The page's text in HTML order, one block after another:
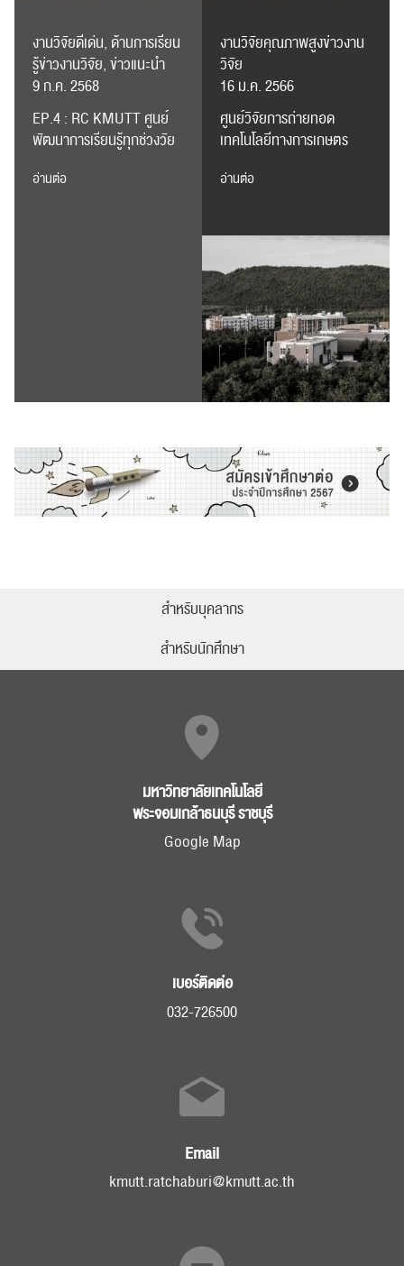
งานวิจัยดีเด่น, ด้านการเรียน
รู้ข่าวงานวิจัย, ข่าวแนะนำ
9 ก.ค. 2568
EP.4 : RC KMUTT ศูนย์
พัฒนาการเรียนรู้ทุกช่วงวัย
อ่านต่อ
งานวิจัยคุณภาพสูงข่าวงาน
วิจัย
16 ม.ค. 2566
ศูนย์วิจัยการถ่ายทอด
เทคโนโลยีทางการเกษตร
อ่านต่อ
สำหรับบุคลากร
สำหรับนักศึกษา
มหาวิทยาลัยเทคโนโลยี
พระจอมเกล้าธนบุรี ราชบุรี
Google Map
เบอร์ติดต่อ
032-726500
Email
kmutt.ratchaburi@kmutt.ac.th